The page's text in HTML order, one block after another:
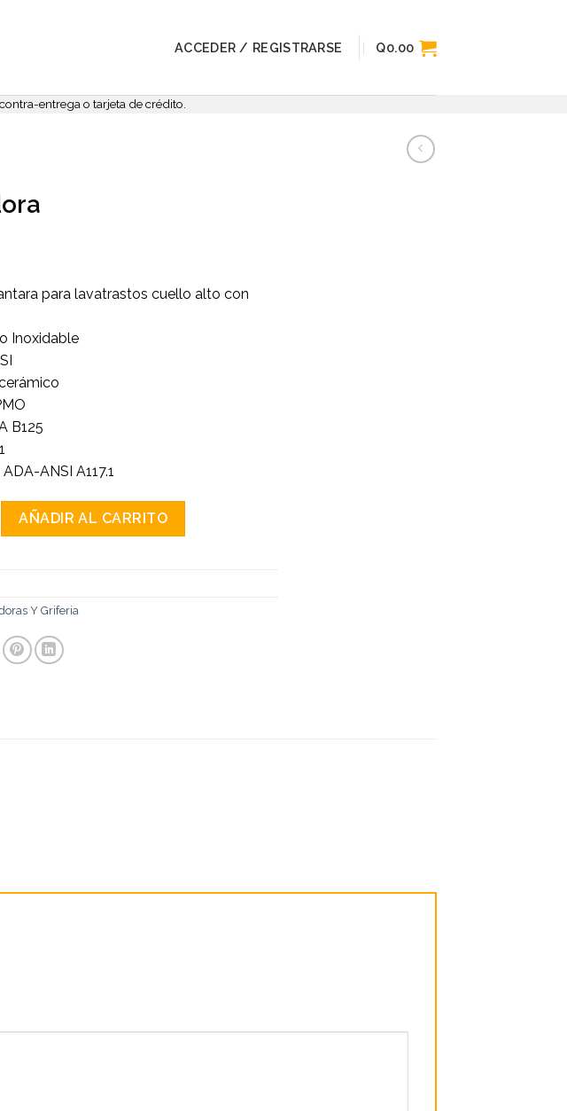
ACCEDER / REGISTRARSE Q0.00
entrega o tarjeta de crédito.
para lavatrastos cuello alto con
Inoxidable
B125
ANSI A117.1
AÑADIR AL CARRITO
Y Griferia